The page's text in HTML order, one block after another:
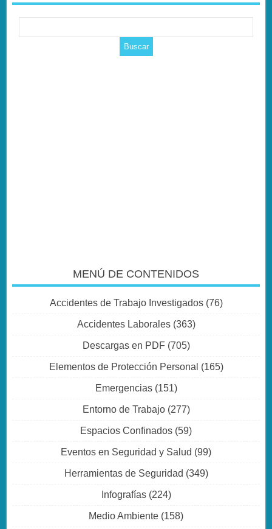
MENÚ DE CONTENIDOS
Accidentes de Trabajo Investigados(76)
Accidentes Laborales(363)
Descargas en PDF(705)
Elementos de Protección Personal (165)
Emergencias(151)
Entorno de Trabajo(277)
Espacios Confinados (59)
Eventos en Seguridad y Salud (99)
Herramientas de Seguridad (349)
Infografías(224)
Medio Ambiente (158)